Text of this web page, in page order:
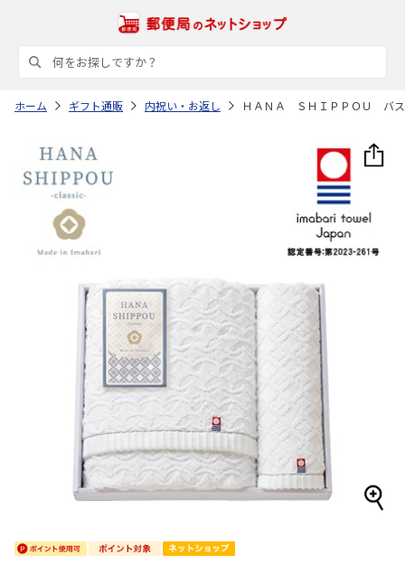
ホーム ギフト通販 内祝い・お返し ＨＡＮＡ ＳＨＩＰＰＯＵ バス